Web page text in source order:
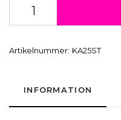
Artikelnummer: KA25ST
INFORMATION